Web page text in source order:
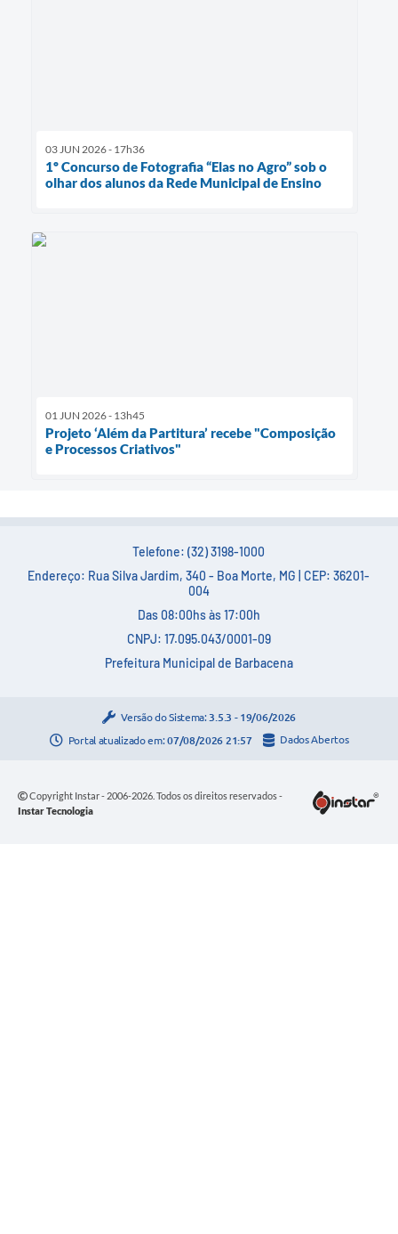
03 JUN 2026 - 17h36
1º Concurso de Fotografia “Elas no Agro” sob o
olhar dos alunos da Rede Municipal de Ensino
01 JUN 2026 - 13h45
Projeto ‘Além da Partitura’ recebe "Composição
e Processos Criativos"
Telefone: (32) 3198-1000
Endereço: Rua Silva Jardim, 340 - Boa Morte, MG | CEP: 36201-
004
Das 08:00hs às 17:00h
CNPJ: 17.095.043/0001-09
Prefeitura Municipal de Barbacena
Versão do Sistema: 3.5.3 - 19/06/2026
Portal atualizado em:07/08/2026 21:57 Dados Abertos
Copyright Instar - 2006-2026. Todos os direitos reservados -
Instar Tecnologia